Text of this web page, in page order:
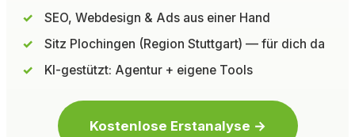
SEO, Webdesign & Ads aus einer Hand
Sitz Plochingen (Region Stuttgart) — für dich da
KI-gestützt: Agentur + eigene Tools
Kostenlose Erstanalyse →